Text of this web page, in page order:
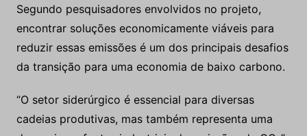
Segundo pesquisadores envolvidos no projeto,
encontrar soluções economicamente viáveis para
reduzir essas emissões é um dos principais desafios
da transição para uma economia de baixo carbono.
“O setor siderúrgico é essencial para diversas
cadeias produtivas, mas também representa uma